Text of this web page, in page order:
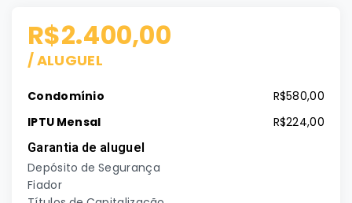
R$2.400,00
/ALUGUEL
Condomínio
R$580,00
IPTU Mensal
R$224,00
Garantia de aluguel
Depósito de Segurança
Fiador